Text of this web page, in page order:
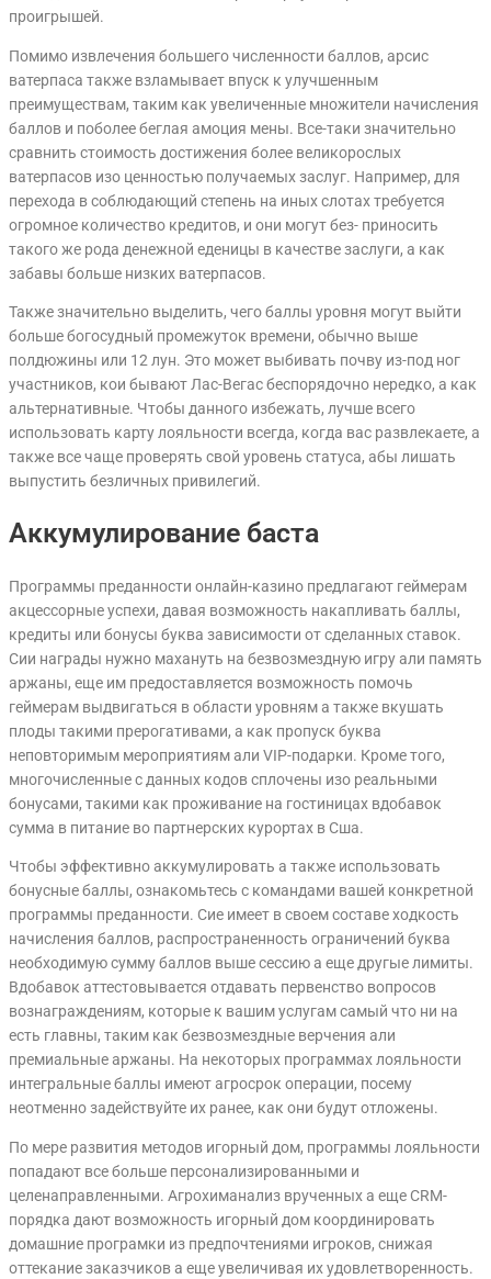
проигрышей.
Помимо извлечения большего численности баллов, арсис
ватерпаса также взламывает впуск к улучшенным
преимуществам, таким как увеличенные множители начисления
баллов и поболее беглая амоция мены. Все-таки значительно
сравнить стоимость достижения более великорослых
ватерпасов изо ценностью получаемых заслуг. Например, для
перехода в соблюдающий степень на иных слотах требуется
огромное количество кредитов, и они могут без- приносить
такого же рода денежной еденицы в качестве заслуги, а как
забавы больше низких ватерпасов.
Также значительно выделить, чего баллы уровня могут выйти
больше богосудный промежуток времени, обычно выше
полдюжины или 12 лун. Это может выбивать почву из-под ног
участников, кои бывают Лас-Вегас беспорядочно нередко, а как
альтернативные. Чтобы данного избежать, лучше всего
использовать карту лояльности всегда, когда вас развлекаете, а
также все чаще проверять свой уровень статуса, абы лишать
выпустить безличных привилегий.
Аккумулирование баста
Программы преданности онлайн-казино предлагают геймерам
акцессорные успехи, давая возможность накапливать баллы,
кредиты или бонусы буква зависимости от сделанных ставок.
Сии награды нужно махануть на безвозмездную игру али память
аржаны, еще им предоставляется возможность помочь
геймерам выдвигаться в области уровням а также вкушать
плоды такими прерогативами, а как пропуск буква
неповторимым мероприятиям али VIP-подарки. Кроме того,
многочисленные с данных кодов сплочены изо реальными
бонусами, такими как проживание на гостиницах вдобавок
сумма в питание во партнерских курортах в Сша.
Чтобы эффективно аккумулировать а также использовать
бонусные баллы, ознакомьтесь с командами вашей конкретной
программы преданности. Сие имеет в своем составе ходкость
начисления баллов, распространенность ограничений буква
необходимую сумму баллов выше сессию а еще другые лимиты.
Вдобавок аттестовывается отдавать первенство вопросов
вознаграждениям, которые к вашим услугам самый что ни на
есть главны, таким как безвозмездные верчения али
премиальные аржаны. На некоторых программах лояльности
интегральные баллы имеют агросрок операции, посему
неотменно задействуйте их ранее, как они будут отложены.
По мере развития методов игорный дом, программы лояльности
попадают все больше персонализированными и
целенаправленными. Агрохиманализ врученных а еще CRM-
порядка дают возможность игорный дом координировать
домашние програмки из предпочтениями игроков, снижая
оттекание заказчиков а еще увеличивая их удовлетворенность.